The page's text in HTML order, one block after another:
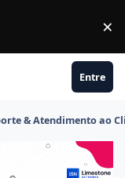
×
Entre
& Atendimento ao